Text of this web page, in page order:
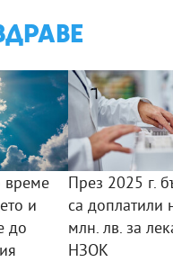
време
и
до
През 2025 г.
са доплатили
млн. лв. за
НЗОК